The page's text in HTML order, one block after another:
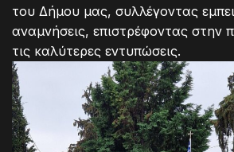
του Δήμου μας, συλλέγοντας
αναμνήσεις, επιστρέφοντας στην
τις καλύτερες εντυπώσεις.